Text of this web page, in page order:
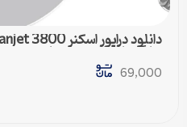
سازگار با تمام ویندوزها
69,000